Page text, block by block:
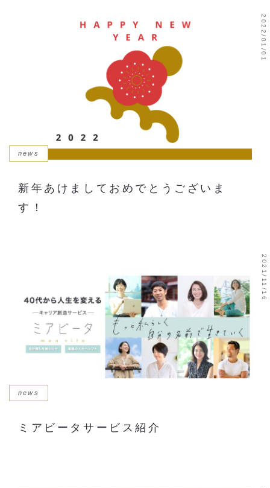
news
新年あけましておめでとうございま
す！
2022/01/01
news
ミアビータサービス紹介
2021/11/16